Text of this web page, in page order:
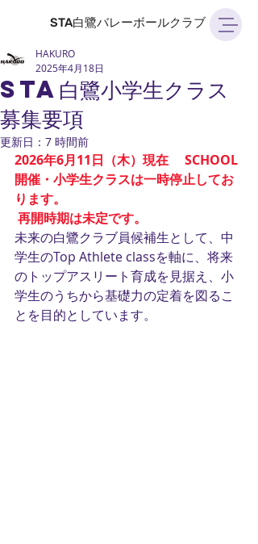
STA白鷺バレーボールクラブ
STA白鷺小学生クラス
募集要項
HAKURO
2025年4月18日
更新日： 7 時間前
2026年6月11日（木）現在 　SCHOOL
開催・ 小学生クラスは一時停止してお
ります。
再開時期は未定です。
未来の白鷺クラブ員候補生として、中
学生のTop Athlete classを軸に、将来
のトップアスリート育成を見据え、小
学生のうちから基礎力の定着を図るこ
とを目的としています。